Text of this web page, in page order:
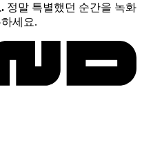
정말 특별했던 순간을 녹화
세요.